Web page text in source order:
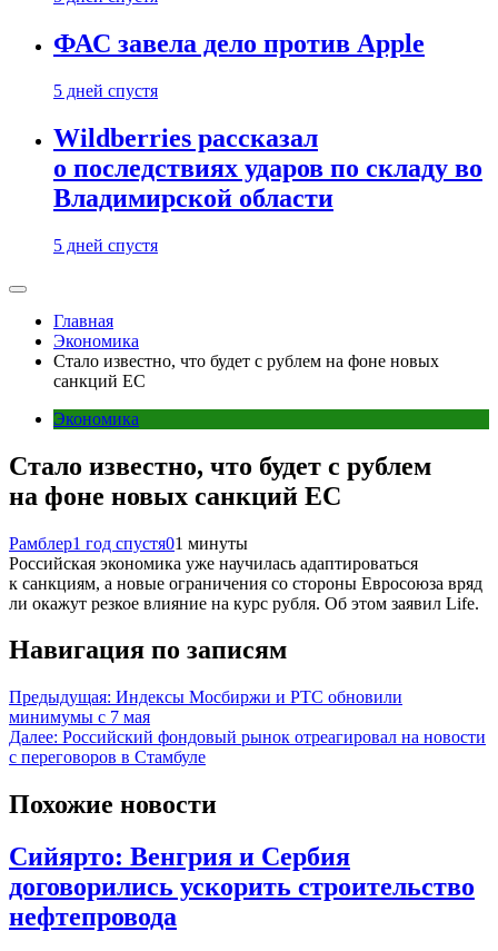
ФАС завела дело против Apple
5 дней спустя
Wildberries рассказал
о последствиях ударов по складу во
Владимирской области
5 дней спустя
Главная
Экономика
Стало известно, что будет с рублем на фоне новых
санкций ЕС
Экономика
Стало известно, что будет с рублем
на фоне новых санкций ЕС
Рамблер1 год спустя01 минуты
Российская экономика уже научилась адаптироваться
к санкциям, а новые ограничения со стороны Евросоюза вряд
ли окажут резкое влияние на курс рубля. Об этом заявил Life.
Навигация по записям
Предыдущая: Индексы Мосбиржи и РТС обновили
минимумы с 7 мая
Далее: Российский фондовый рынок отреагировал на новости
с переговоров в Стамбуле
Похожие новости
Сийярто: Венгрия и Сербия
договорились ускорить строительство
нефтепровода